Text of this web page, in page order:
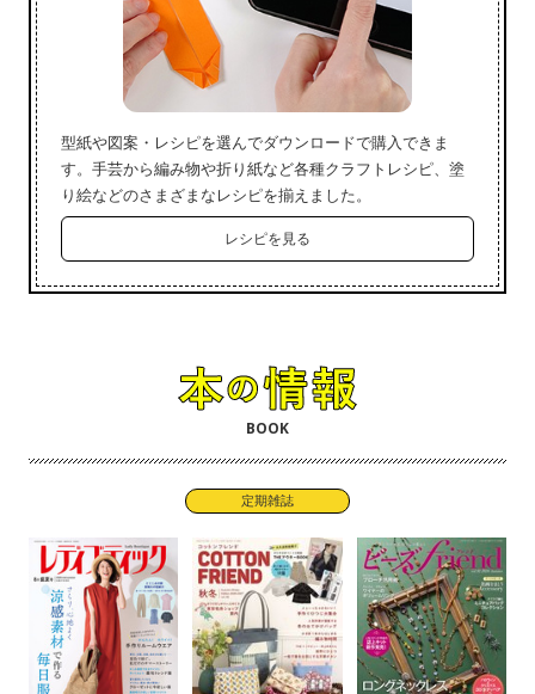
型紙や図案・レシピを選んでダウンロードで購入できま
す。手芸から編み物や折り紙など各種クラフトレシピ、塗
り絵などのさまざまなレシピを揃えました。
レシピを見る
BOOK
定期雑誌